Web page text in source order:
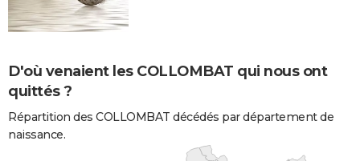
D'où venaient les COLLOMBAT qui nous ont
quittés ?
Répartition des COLLOMBAT décédés par département de
naissance.